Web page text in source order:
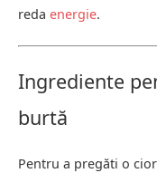
reda energie.
Ingrediente
burtă
Pentru a pregăti o